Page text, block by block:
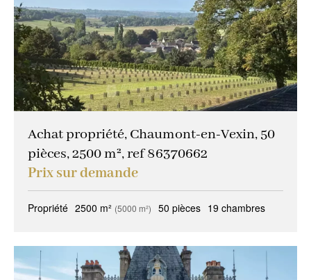
Achat propriété, Chaumont-en-Vexin, 50
pièces, 2500 m², ref 86370662
Prix sur demande
Propriété 2500 m² (5000 m²) 50 pièces 19 chambres